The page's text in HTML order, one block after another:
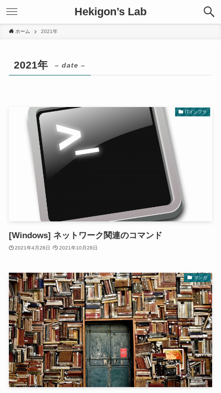
Hekigon’s Lab
ホーム 2021年
2021年 – date –
ITインフラ
[Windows] ネットワーク関連のコマンド
2021年4月28日 2021年10月28日
マンガ